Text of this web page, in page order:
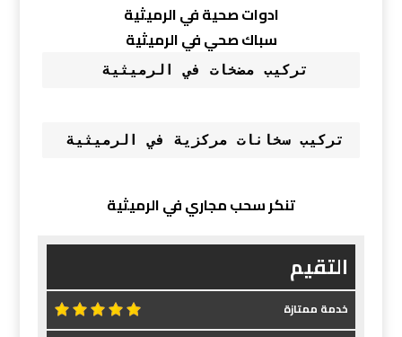
ادوات صحية في الرميثية
سباك صحي في الرميثية
تركيب مضخات في الرميثية
تركيب سخانات مركزية في الرميثية
تنكر سحب مجاري في الرميثية
التقيم
خدمة ممتازة